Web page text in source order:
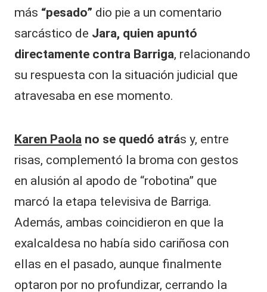
más “pesado” dio pie a un comentario
sarcástico de Jara, quien apuntó
directamente contra Barriga, relacionando
su respuesta con la situación judicial que
atravesaba en ese momento.
Karen Paola no se quedó atrás y, entre
risas, complementó la broma con gestos
en alusión al apodo de “robotina” que
marcó la etapa televisiva de Barriga.
Además, ambas coincidieron en que la
exalcaldesa no había sido cariñosa con
ellas en el pasado, aunque finalmente
optaron por no profundizar, cerrando la